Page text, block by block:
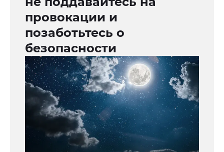
провокации и
позаботьтесь о
безопасности